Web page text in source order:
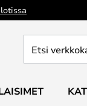
verkkokaupan